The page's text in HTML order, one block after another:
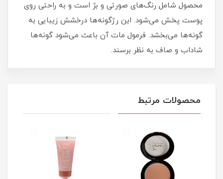
محصول شامل رنگ‌های صورتی و بژ است و به راحتی روی
پوست پخش می‌شود. این رژگونه‌ها درخشش زیبایی به
گونه‌ها می‌بخشد. فرمول مات آن باعث می‌شود گونه‌ها
شاداب و صاف به نظر برسند.
محصولات مرتبط